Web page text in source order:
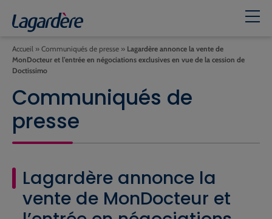
Accueil » Communiqués de presse » Lagardère annonce la vente de
MonDocteur et l’entrée en négociations exclusives en vue de la cession de
Doctissimo
Communiqués de
presse
Lagardère annonce la
vente de MonDocteur et